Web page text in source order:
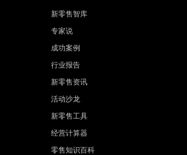
新零售智库
专家说
成功案例
行业报告
新零售资讯
活动沙龙
新零售工具
经营计算器
零售知识百科